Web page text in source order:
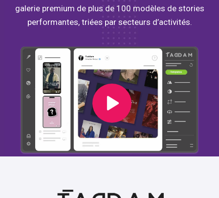
galerie premium de plus de 100 modèles de stories
performantes, triées par secteurs d’activités.